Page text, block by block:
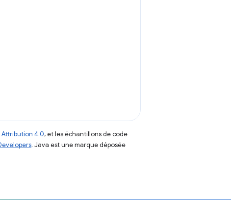
4.0, et les échantillons de code
. Java est une marque déposée